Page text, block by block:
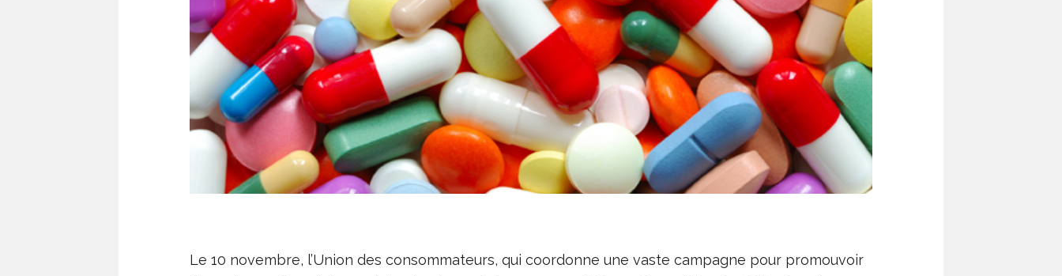
Le 10 novembre, l’Union des consommateurs, qui coordonne une vaste campagne pour promouvoir